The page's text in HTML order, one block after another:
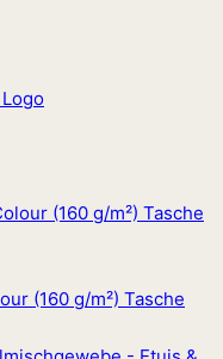
(160 g/m²) Tasche